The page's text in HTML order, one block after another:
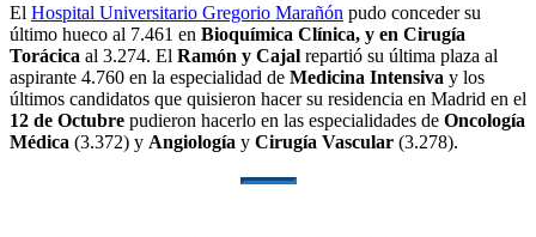
El Hospital Universitario Gregorio Marañón pudo conceder su
último hueco al 7.461 en Bioquímica Clínica, y en Cirugía
Torácica al 3.274. El Ramón y Cajal repartió su última plaza al
aspirante 4.760 en la especialidad de Medicina Intensiva y los
últimos candidatos que quisieron hacer su residencia en Madrid en el
12 de Octubre pudieron hacerlo en las especialidades de Oncología
Médica (3.372) y Angiología y Cirugía Vascular (3.278).